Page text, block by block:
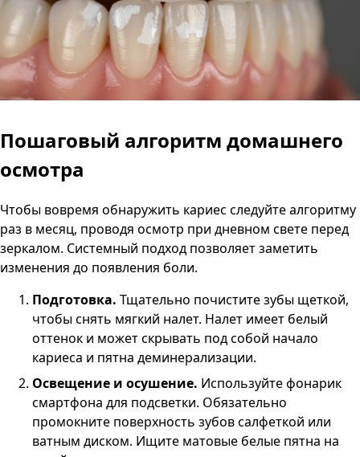
Пошаговый алгоритм домашнего
осмотра
Чтобы вовремя обнаружить кариес следуйте алгоритму
раз в месяц, проводя осмотр при дневном свете перед
зеркалом. Системный подход позволяет заметить
изменения до появления боли.
Подготовка. Тщательно почистите зубы щеткой,
чтобы снять мягкий налет. Налет имеет белый
оттенок и может скрывать под собой начало
кариеса и пятна деминерализации.
Освещение и осушение. Используйте фонарик
смартфона для подсветки. Обязательно
промокните поверхность зубов салфеткой или
ватным диском. Ищите матовые белые пятна на